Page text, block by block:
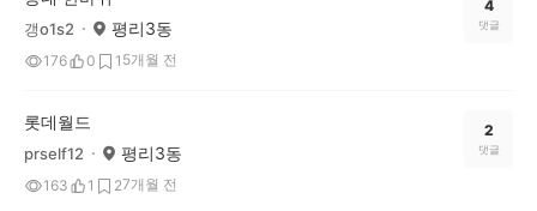
갱o1s2 평리3동
176 0 1 5개월 전
4
댓글
롯데월드
prself12 평리3동
163 1 27개월 전
2
댓글